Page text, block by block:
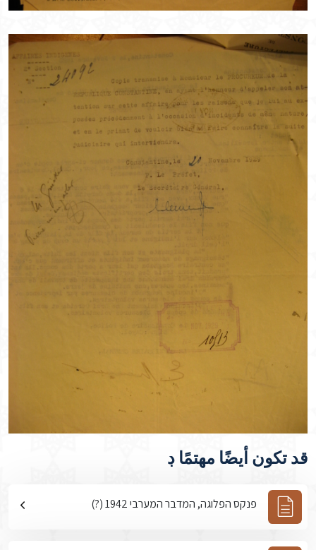
قد تكون أيضًا مهتمًا ڊ
פנקס הפלוגה, המדבר המערבי 1942 (?)